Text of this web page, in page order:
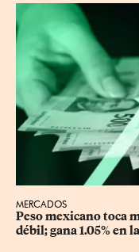
MERCADOS
Peso mexicano toca
débil; gana 1.05% en